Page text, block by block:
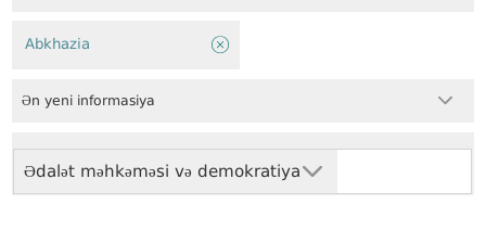
Ədalət məhkəməsi və demokratiya
Abkhazia
Ən yeni informasiya